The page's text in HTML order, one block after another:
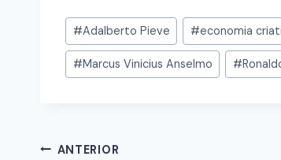
#Adalberto Pieve #economia
#Marcus Vinicius Anselmo #
ANTERIOR